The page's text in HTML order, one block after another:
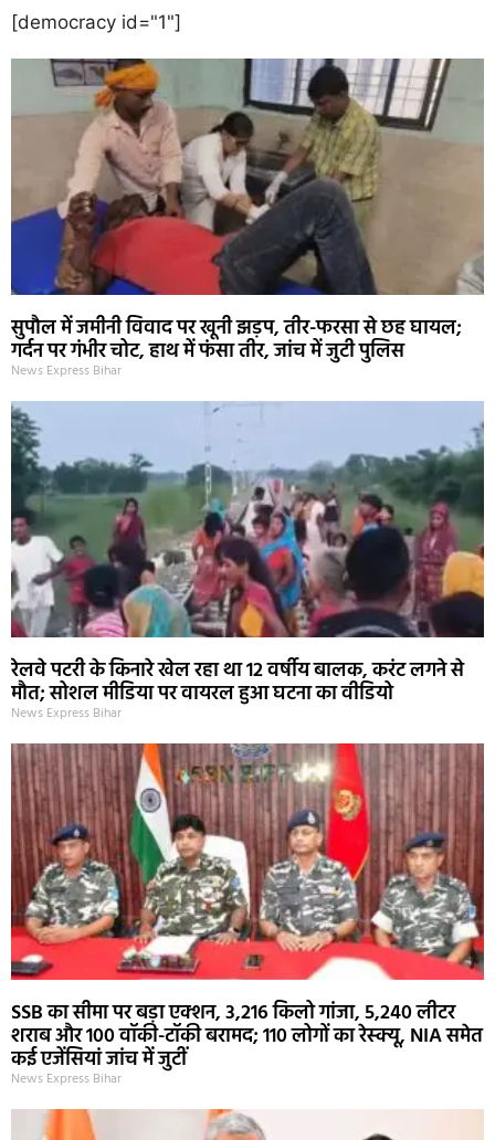
[democracy id="1"]
सुपौल में जमीनी विवाद पर खूनी झड़प, तीर-फरसा से छह घायल;
गर्दन पर गंभीर चोट, हाथ में फंसा तीर, जांच में जुटी पुलिस
News Express Bihar
रेलवे पटरी के किनारे खेल रहा था 12 वर्षीय बालक, करंट लगने से
मौत; सोशल मीडिया पर वायरल हुआ घटना का वीडियो
News Express Bihar
SSB का सीमा पर बड़ा एक्शन, 3,216 किलो गांजा, 5,240 लीटर
शराब और 100 वॉकी-टॉकी बरामद; 110 लोगों का रेस्क्यू, NIA समेत
कई एजेंसियां जांच में जुटीं
News Express Bihar